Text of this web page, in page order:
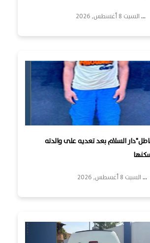
... السبت 8 أغسطس, 2026
السلام بعد تعديه على والدته
... السبت 8 أغسطس, 2026